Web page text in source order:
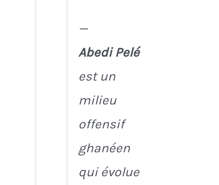
—
Abedi Pelé
est un
milieu
offensif
ghanéen
qui évolue